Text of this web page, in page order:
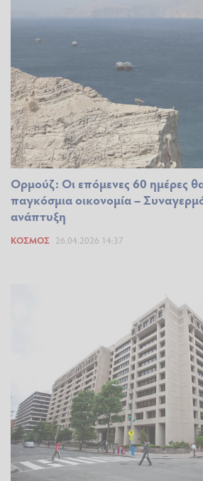
Ορμούζ: Οι επόμενες 60 ημέρες
παγκόσμια οικονομία –
ανάπτυξη
ΚΌΣΜΟΣ 26.04.2026 14:37